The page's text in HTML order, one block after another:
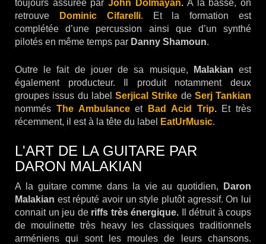
toujours assurée par John Dolmayan.A la basse, on
retrouve
Dominic Cifarelli. Et la formation est
complétée d’une percussion ainsi que d’un synthé
pilotés en même temps par Danny Shamoun.
Outre le fait de jouer de sa musique, Malakian est
également producteur. Il produit notamment deux
groupes issus du label Serjical Strike de Serj Tankian
nommés The Ambulanceet Bad Acid Trip. Et très
récemment, il est à la tête du label
EatUrMusic.
L'ART DE LA GUITARE PAR
DARON MALAKIAN
A la guitare comme dans la vie au quotidien, Daron
Malakian est réputé avoir un style plutôt agressif. On lui
connait un jeu de riffs très énergique. Il détruit à coups
de moulinette très heavy les classiques traditionnels
arméniens qui sont les moules de leurs chansons.